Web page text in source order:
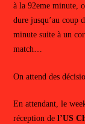
à la 92eme minute,
dure jusqu’au coup
minute suite à un
match…
On attend des
En attendant, le
réception del’US